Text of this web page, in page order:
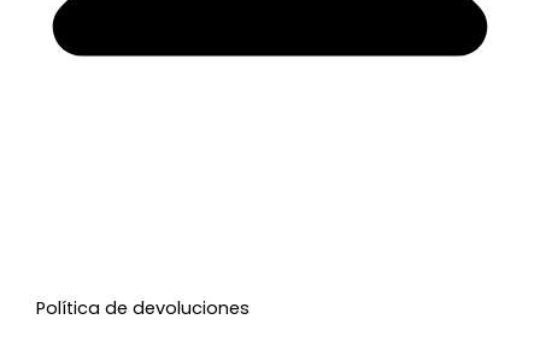
Política de devoluciones